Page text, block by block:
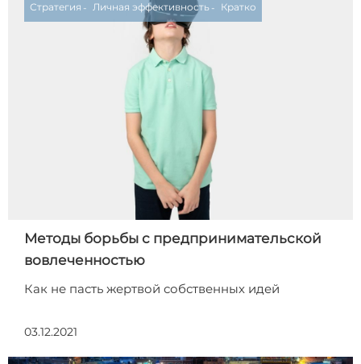
Стратегия Личная эффективность Кратко
Методы борьбы с предпринимательской
вовлеченностью
Как не пасть жертвой собственных идей
03.12.2021